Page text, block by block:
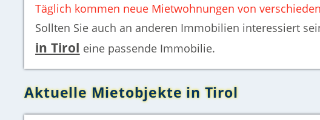
Täglich kommen neue Mietwohnungen von
Sollten Sie auch an anderen Immobilien interessiert
in Tirol eine passende Immobilie.
Aktuelle Mietobjekte in Tirol